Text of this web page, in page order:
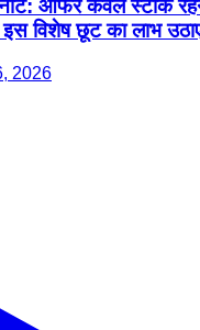
ऑफर केवल स्टॉक
विशेष छूट का लाभ
2026